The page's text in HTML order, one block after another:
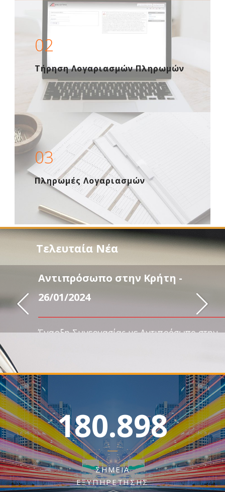
02
Τήρηση Λογαριασμών Πληρωμών
03
Πληρωμές Λογαριασμών
Τελευταία Νέα
180.898
ΣΗΜΕΊΑ
ΕΞΥΠΗΡΈΤΗΣΗΣ